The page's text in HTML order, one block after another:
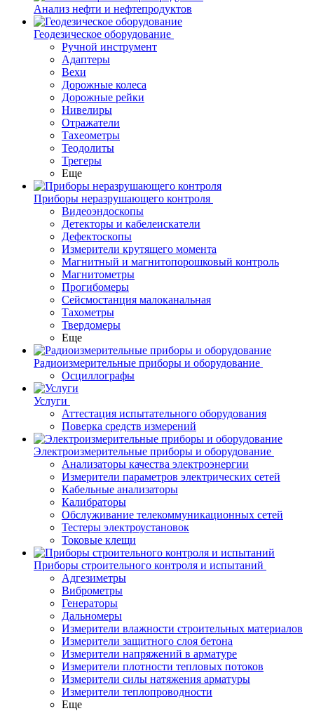
Анализ нефти и нефтепродуктов
Геодезическое оборудование
Ручной инструмент
Адаптеры
Вехи
Дорожные колеса
Дорожные рейки
Нивелиры
Отражатели
Тахеометры
Теодолиты
Трегеры
Еще
Приборы неразрушающего контроля
Видеоэндоскопы
Детекторы и кабелеискатели
Дефектоскопы
Измерители крутящего момента
Магнитный и магнитопорошковый контроль
Магнитометры
Прогибомеры
Сейсмостанция малоканальная
Тахометры
Твердомеры
Еще
Радиоизмерительные приборы и оборудование
Осциллографы
Услуги
Аттестация испытательного оборудования
Поверка средств измерений
Электроизмерительные приборы и оборудование
Анализаторы качества электроэнергии
Измерители параметров электрических сетей
Кабельные анализаторы
Калибраторы
Обслуживание телекоммуникационных сетей
Тестеры электроустановок
Токовые клещи
Приборы строительного контроля и испытаний
Адгезиметры
Виброметры
Генераторы
Дальномеры
Измерители влажности строительных материалов
Измерители защитного слоя бетона
Измерители напряжений в арматуре
Измерители плотности тепловых потоков
Измерители силы натяжения арматуры
Измерители теплопроводности
Еще